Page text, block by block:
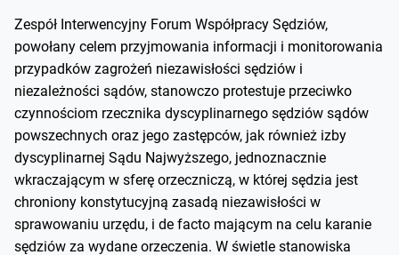
Zespół Interwencyjny Forum Współpracy Sędziów,
powołany celem przyjmowania informacji i monitorowania
przypadków zagrożeń niezawisłości sędziów i
niezależności sądów, stanowczo protestuje przeciwko
czynnościom rzecznika dyscyplinarnego sędziów sądów
powszechnych oraz jego zastępców, jak również izby
dyscyplinarnej Sądu Najwyższego, jednoznacznie
wkraczającym w sferę orzeczniczą, w której sędzia jest
chroniony konstytucyjną zasadą niezawisłości w
sprawowaniu urzędu, i de facto mającym na celu karanie
sędziów za wydane orzeczenia. W świetle stanowiska